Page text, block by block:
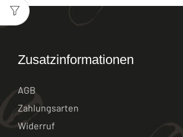
Zusatzinformationen
AGB
Zahlungsarten
Widerruf